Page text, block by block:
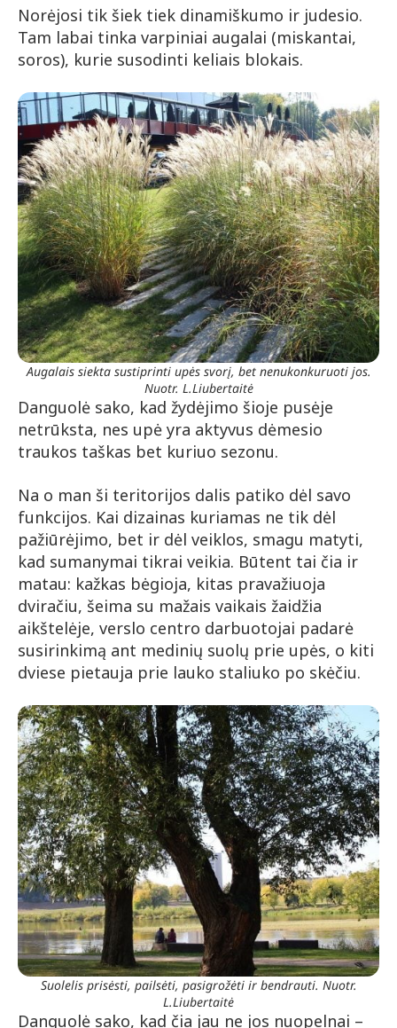
Norėjosi tik šiek tiek dinamiškumo ir judesio.
Tam labai tinka varpiniai augalai (miskantai,
soros), kurie susodinti keliais blokais.
Augalais siekta sustiprinti upės svorį, bet nenukonkuruoti jos.
Nuotr. L.Liubertaitė
Danguolė sako, kad žydėjimo šioje pusėje
netrūksta, nes upė yra aktyvus dėmesio
traukos taškas bet kuriuo sezonu.
Na o man ši teritorijos dalis patiko dėl savo
funkcijos. Kai dizainas kuriamas ne tik dėl
pažiūrėjimo, bet ir dėl veiklos, smagu matyti,
kad sumanymai tikrai veikia. Būtent tai čia ir
matau: kažkas bėgioja, kitas pravažiuoja
dviračiu, šeima su mažais vaikais žaidžia
aikštelėje, verslo centro darbuotojai padarė
susirinkimą ant medinių suolų prie upės, o kiti
dviese pietauja prie lauko staliuko po skėčiu.
Suolelis prisėsti, pailsėti, pasigrožėti ir bendrauti. Nuotr.
L.Liubertaitė
Danguolė sako, kad čia jau ne jos nuopelnai –